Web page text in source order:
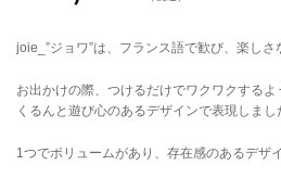
joie_”ジョワ”は、フランス語で歓び、楽しさ
お出かけの際、つけるだけでワクワクするよ
くるんと遊び心のあるデザインで表現しまし
1つでボリュームがあり、存在感のあるデザ